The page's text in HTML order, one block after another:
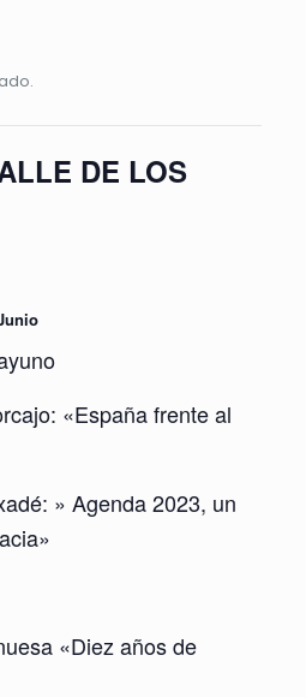
DE LOS
«España frente al
» Agenda 2023, un
«Diez años de